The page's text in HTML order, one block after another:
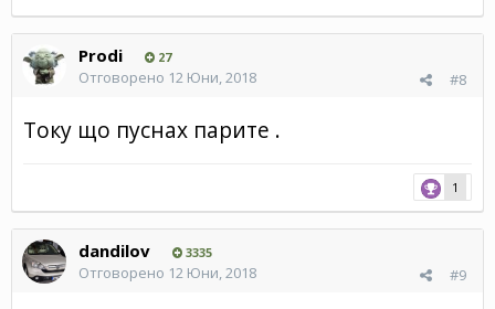
Prodi 27
#8
Отговорено 12 Юни, 2018
Току що пуснах парите .
1
dandilov 3335
#9
Отговорено 12 Юни, 2018